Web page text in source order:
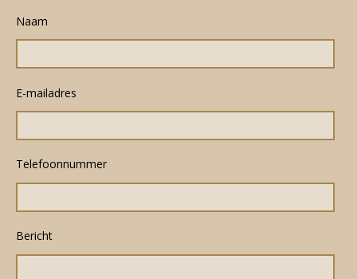
Naam
E-mailadres
Telefoonnummer
Bericht